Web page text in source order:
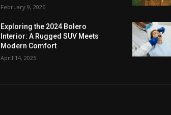
February 9, 2026
Exploring the 2024 Bolero
Interior: A Rugged SUV Meets
Modern Comfort
April 14, 2025